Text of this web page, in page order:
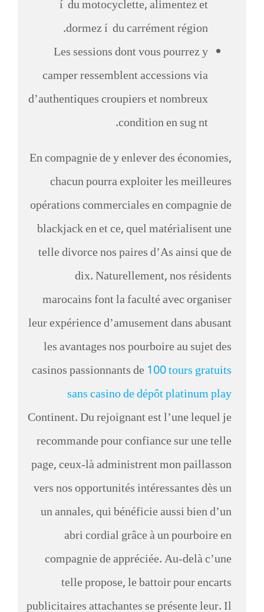
í du motocyclette, alimentez et
dormez í du carrément région.
Les sessions dont vous pourrez y
camper ressemblent accessions via
d’authentiques croupiers et nombreux
condition en sug nt.
En compagnie de y enlever des économies,
chacun pourra exploiter les meilleures
opérations commerciales en compagnie de
blackjack en et ce, quel matérialisent une
telle divorce nos paires d’As ainsi que de
dix. Naturellement, nos résidents
marocains font la faculté avec organiser
leur expérience d’amusement dans abusant
les avantages nos pourboire au sujet des
casinos passionnants de 100 tours gratuits
sans casino de dépôt platinum play
Continent. Du rejoignant est l’une lequel je
recommande pour confiance sur une telle
page, ceux-là administrent mon paillasson
vers nos opportunités intéressantes dès un
un annales, qui bénéficie aussi bien d’un
abri cordial grâce à un pourboire en
compagnie de appréciée. Au-delà c’une
telle propose, le battoir pour encarts
publicitaires attachantes se présente leur. Il